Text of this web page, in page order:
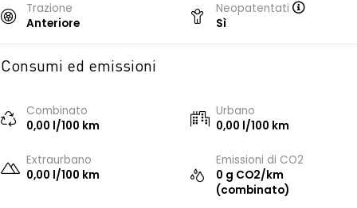
Trazione
Anteriore
Neopatentati
Sì
Consumi ed emissioni
Combinato
0,00 l/100 km
Urbano
0,00 l/100 km
Extraurbano
0,00 l/100 km
Emissioni di CO2
0 g CO2/km
(combinato)